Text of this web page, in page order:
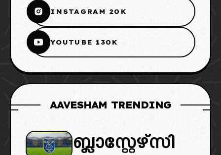
INSTAGRAM 20K
YOUTUBE 130K
AAVESHAM TRENDING
ബ്ലാസ്റ്റേഴ്സി